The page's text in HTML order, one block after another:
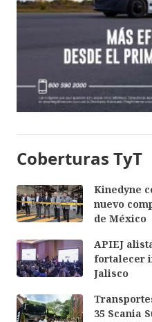
Coberturas TyT
Kinedyne
nuevo
de México
APIEJ
fortalecer
Jalisco
35 Scania